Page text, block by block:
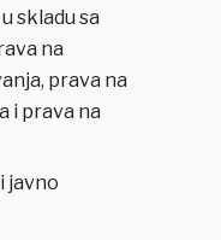
skladu sa
na
prava na
i prava na
javno